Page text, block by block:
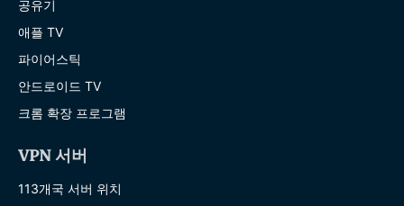
공유기
애플 TV
파이어스틱
안드로이드 TV
크롬 확장 프로그램
VPN 서버
113개국 서버 위치